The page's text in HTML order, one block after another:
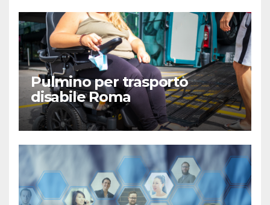
Pulmino per trasporto
disabile Roma